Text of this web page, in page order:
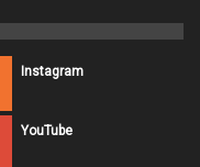
Instagram
YouTube